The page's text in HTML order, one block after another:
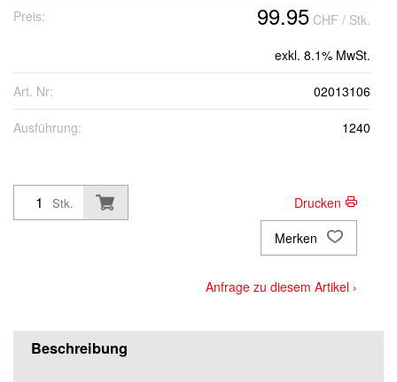
Grösse 82C44 (Standard)
Grösse 82C46 (Standard)
Grösse 82C52 (Standard)
Preis: 99.95 CHF / Stk.
exkl. 8.1% MwSt.
Art. Nr: 02013106
Ausführung: 1240
Stk.
Drucken
Merken
Anfrage zu diesem Artikel ›
Beschreibung